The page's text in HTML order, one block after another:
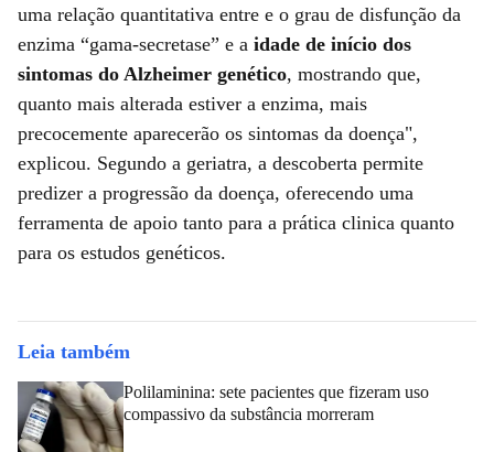
uma relação quantitativa entre e o grau de disfunção da
enzima “gama-secretase” e a idade de início dos
sintomas do Alzheimer genético, mostrando que,
quanto mais alterada estiver a enzima, mais
precocemente aparecerão os sintomas da doença",
explicou. Segundo a geriatra, a descoberta permite
predizer a progressão da doença, oferecendo uma
ferramenta de apoio tanto para a prática clinica quanto
para os estudos genéticos.
Leia também
Polilaminina: sete pacientes que fizeram uso
compassivo da substância morreram